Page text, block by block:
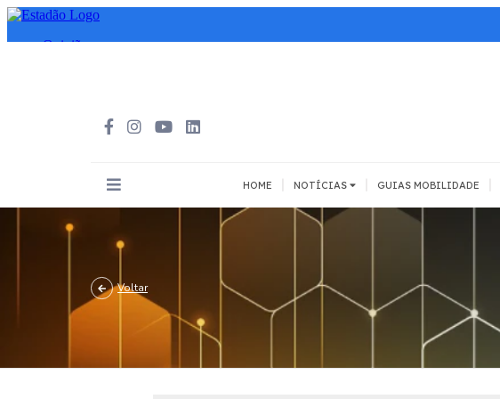
HOME NOTÍCIAS
INOVAÇÃO
A pé
GUIAS MOBILIDADE
Voltar